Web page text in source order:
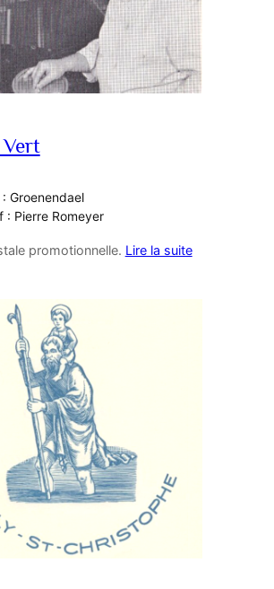
: Groenendael
: Pierre Romeyer
promotionnelle. Lire la suite